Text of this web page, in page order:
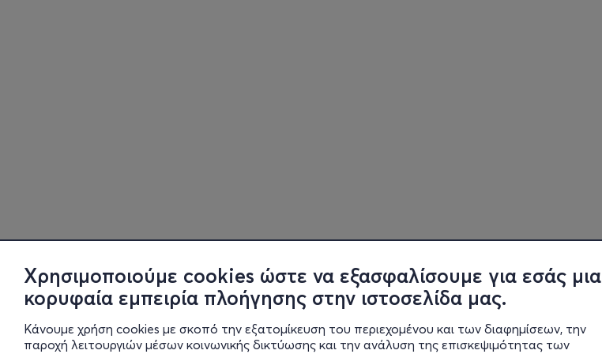
Χρησιμοποιούμε cookies ώστε να εξασφαλίσουμε για εσάς μια
κορυφαία εμπειρία πλοήγησης στην ιστοσελίδα μας.
Κάνουμε χρήση cookies με σκοπό την εξατομίκευση του περιεχομένου και των διαφημίσεων, την
παροχή λειτουργιών μέσων κοινωνικής δικτύωσης και την ανάλυση της επισκεψιμότητας των